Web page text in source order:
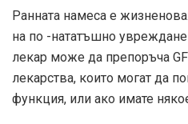
Ранната намеса е
на по -нататъшно
лекар може да препоръча
лекарства, които могат да
функция, или ако имате